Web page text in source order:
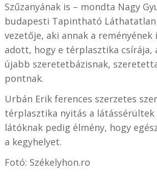
Szűzanyának is – mondta Nagy
budapesti Tapintható Láthatatlan
vezetője, aki annak a reményének
adott, hogy e térplasztika csírája,
újabb szeretetbázisnak,
pontnak.
Urbán Erik ferences szerzetes
térplasztika nyitás a látássérültek
látóknak pedig élmény, hogy
a kegyhelyet.
Fotó: Székelyhon.ro